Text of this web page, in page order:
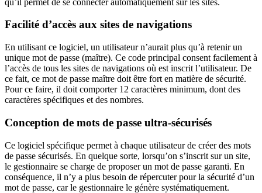
Facilité d’accès aux sites de navigations
En utilisant ce logiciel, un utilisateur n’aurait plus qu’à retenir un
unique mot de passe (maître). Ce code principal consent facilement à
l’accès de tous les sites de navigations où est inscrit l’utilisateur. De
ce fait, ce mot de passe maître doit être fort en matière de sécurité.
Pour ce faire, il doit comporter 12 caractères minimum, dont des
caractères spécifiques et des nombres.
Conception de mots de passe ultra-sécurisés
Ce logiciel spécifique permet à chaque utilisateur de créer des mots
de passe sécurisés. En quelque sorte, lorsqu’on s’inscrit sur un site,
le gestionnaire se charge de proposer un mot de passe garanti. En
conséquence, il n’y a plus besoin de répercuter pour la sécurité d’un
mot de passe, car le gestionnaire le génère systématiquement.